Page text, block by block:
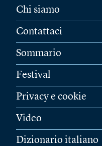
Chi siamo
Contattaci
Sommario
Festival
Privacy e cookie
Video
Dizionario italiano